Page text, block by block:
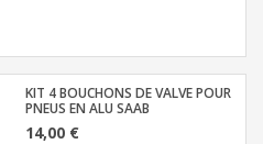
KIT 4 BOUCHONS DE VALVE POUR
PNEUS EN ALU SAAB
14,00 €